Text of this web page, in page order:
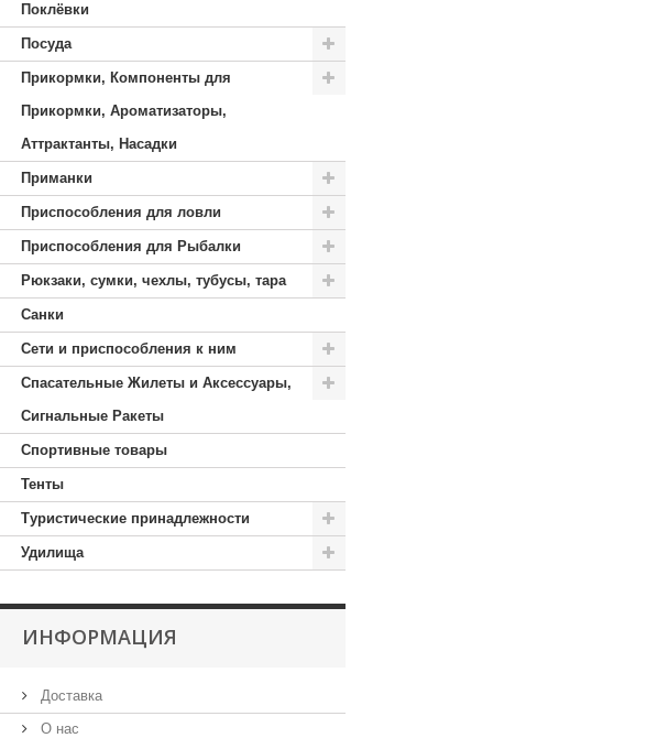
Поклёвки
Посуда
Прикормки, Компоненты для
Прикормки, Ароматизаторы,
Аттрактанты, Насадки
Приманки
Приспособления для ловли
Приспособления для Рыбалки
Рюкзаки, сумки, чехлы, тубусы, тара
Санки
Сети и приспособления к ним
Спасательные Жилеты и Аксессуары,
Сигнальные Ракеты
Спортивные товары
Тенты
Туристические принадлежности
Удилища
ИНФОРМАЦИЯ
Доставка
О нас